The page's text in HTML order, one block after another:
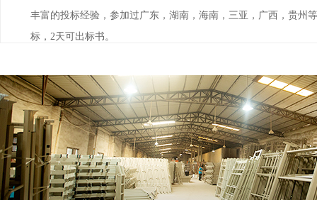
丰富的投标经验，参加过广东，湖南，海南，三亚，广西，贵州
标，2天可出标书。